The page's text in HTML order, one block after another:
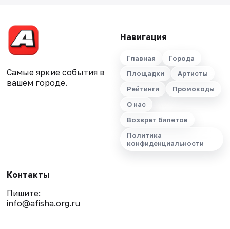
Самые яркие события в
вашем городе.
Навигация
Главная
Города
Площадки
Артисты
Рейтинги
Промокоды
О нас
Возврат билетов
Политика
конфиденциальности
Контакты
Пишите:
info@afisha.org.ru